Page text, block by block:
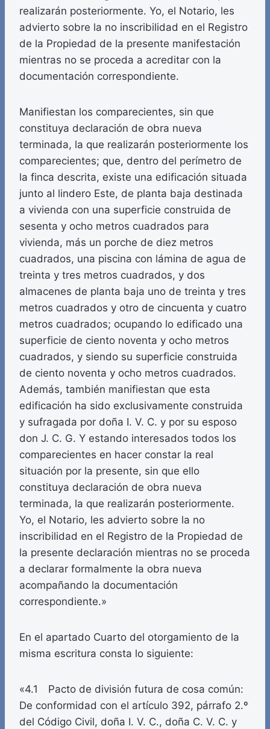
realizarán posteriormente. Yo, el Notario, les
advierto sobre la no inscribilidad en el Registro
de la Propiedad de la presente manifestación
mientras no se proceda a acreditar con la
documentación correspondiente.
Manifiestan los comparecientes, sin que
constituya declaración de obra nueva
terminada, la que realizarán posteriormente los
comparecientes; que, dentro del perímetro de
la finca descrita, existe una edificación situada
junto al lindero Este, de planta baja destinada
a vivienda con una superficie construida de
sesenta y ocho metros cuadrados para
vivienda, más un porche de diez metros
cuadrados, una piscina con lámina de agua de
treinta y tres metros cuadrados, y dos
almacenes de planta baja uno de treinta y tres
metros cuadrados y otro de cincuenta y cuatro
metros cuadrados; ocupando lo edificado una
superficie de ciento noventa y ocho metros
cuadrados, y siendo su superficie construida
de ciento noventa y ocho metros cuadrados.
Además, también manifiestan que esta
edificación ha sido exclusivamente construida
y sufragada por doña I. V. C. y por su esposo
don J. C. G. Y estando interesados todos los
comparecientes en hacer constar la real
situación por la presente, sin que ello
constituya declaración de obra nueva
terminada, la que realizarán posteriormente.
Yo, el Notario, les advierto sobre la no
inscribilidad en el Registro de la Propiedad de
la presente declaración mientras no se proceda
a declarar formalmente la obra nueva
acompañando la documentación
correspondiente.»
En el apartado Cuarto del otorgamiento de la
misma escritura consta lo siguiente:
«4.1 Pacto de división futura de cosa común:
De conformidad con el artículo 392, párrafo 2.º
del Código Civil, doña I. V. C., doña C. V. C. y